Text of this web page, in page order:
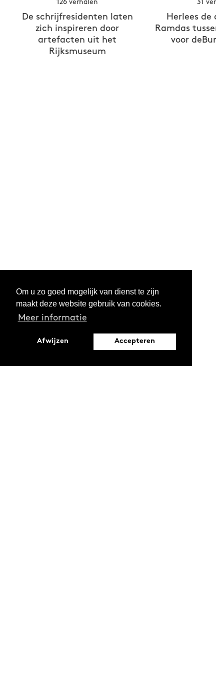
Om u zo goed mogelijk van dienst te zijn
maakt deze website gebruik van cookies.
Meer informatie
Afwijzen Accepteren
126 verhalen
De schrijfresidenten laten
zich inspireren door
artefacten uit het
Rijksmuseum
31
Herlees de
Ramdas tussen
voor